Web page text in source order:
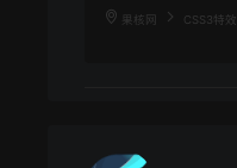
果核网 CSS3特效